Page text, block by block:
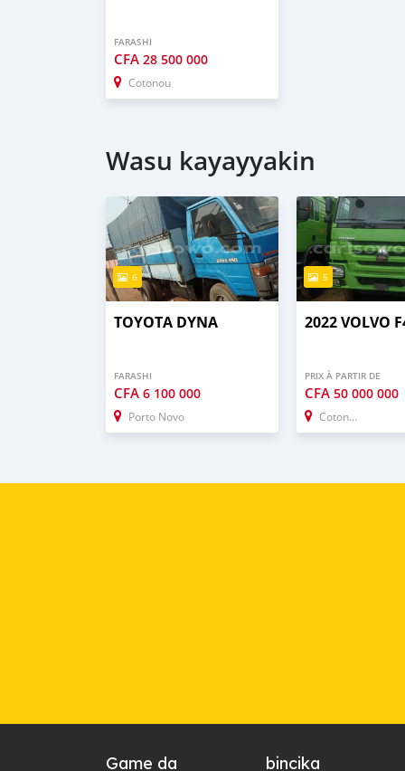
FARASHI
CFA 28 500 000
Cotonou
Wasu kayayyakin
6
TOYOTA DYNA
FARASHI
CFA 6 100 000
Porto Novo
5
2022 VOLVO
PRIX À PARTIR DE
CFA50 000 000
Cotonou
Game da bincika